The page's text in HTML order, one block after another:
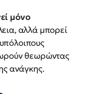
μόνο
αλλά μπορεί
θεωρώντας
ανάγκης.